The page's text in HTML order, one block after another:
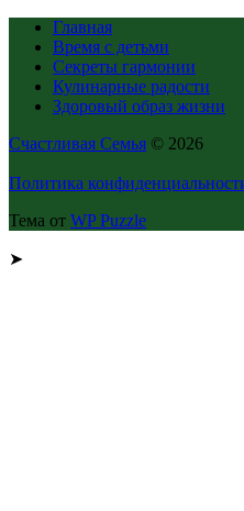
Главная
Время с детьми
Секреты гармонии
Кулинарные радости
Здоровый образ жизни
Счастливая Семья © 2026
Политика
Тема от WP Puzzle
➤